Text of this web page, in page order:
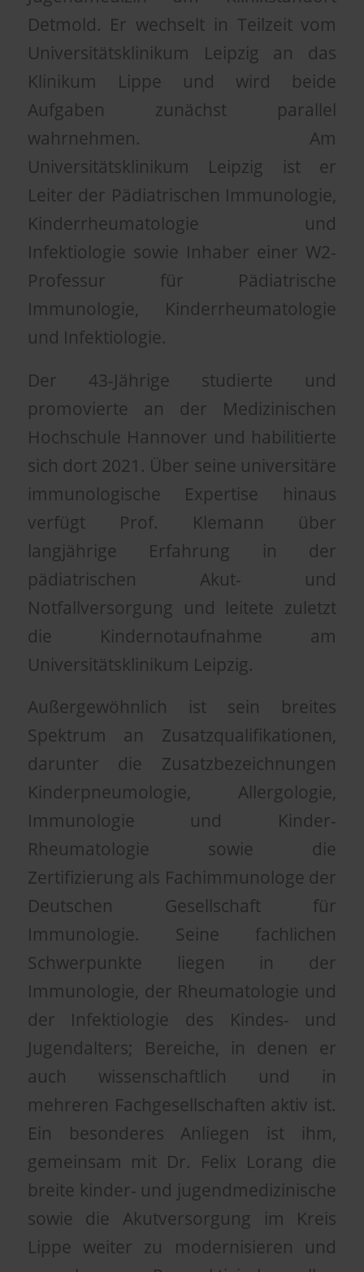
Detmold. Er wechselt in Teilzeit vom
Universitätsklinikum Leipzig an das
Klinikum Lippe und wird beide
Aufgaben zunächst parallel
wahrnehmen. Am
Universitätsklinikum Leipzig ist er
Leiter der Pädiatrischen Immunologie,
Kinderrheumatologie und
Infektiologie sowie Inhaber einer W2-
Professur für Pädiatrische
Immunologie, Kinderrheumatologie
und Infektiologie.
Der 43-Jährige studierte und
promovierte an der Medizinischen
Hochschule Hannover und habilitierte
sich dort 2021. Über seine universitäre
immunologische Expertise hinaus
verfügt Prof. Klemann über
langjährige Erfahrung in der
pädiatrischen Akut- und
Notfallversorgung und leitete zuletzt
die Kindernotaufnahme am
Universitätsklinikum Leipzig.
Außergewöhnlich ist sein breites
Spektrum an Zusatzqualifikationen,
darunter die Zusatzbezeichnungen
Kinderpneumologie, Allergologie,
Immunologie und Kinder-
Rheumatologie sowie die
Zertifizierung als Fachimmunologe der
Deutschen Gesellschaft für
Immunologie. Seine fachlichen
Schwerpunkte liegen in der
Immunologie, der Rheumatologie und
der Infektiologie des Kindes- und
Jugendalters; Bereiche, in denen er
auch wissenschaftlich und in
mehreren Fachgesellschaften aktiv ist.
Ein besonderes Anliegen ist ihm,
gemeinsam mit Dr. Felix Lorang die
breite kinder- und jugendmedizinische
sowie die Akutversorgung im Kreis
Lippe weiter zu modernisieren und